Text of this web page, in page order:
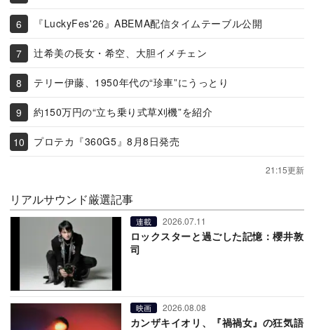
『LuckyFes'26』ABEMA配信タイムテーブル公開
辻希美の長女・希空、大胆イメチェン
テリー伊藤、1950年代の“珍車”にうっとり
約150万円の“立ち乗り式草刈機”を紹介
プロテカ『360G5』8月8日発売
21:15更新
リアルサウンド厳選記事
連載 2026.07.11
ロックスターと過ごした記憶：櫻井敦
司
映画 2026.08.08
カンザキイオリ、『禍禍女』の狂気語